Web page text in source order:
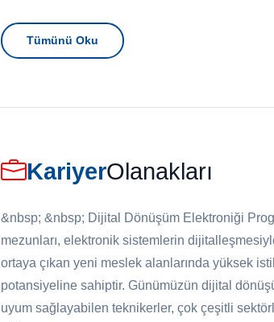
Tümünü Oku
KariyerOlanakları
&nbsp; &nbsp; Dijital Dönüşüm Elektroniği
mezunları, elektronik sistemlerin
ortaya çıkan yeni meslek alanlarında yüksek
potansiyeline sahiptir. Günümüzün dijital
uyum sağlayabilen teknikerler, çok çeşitli